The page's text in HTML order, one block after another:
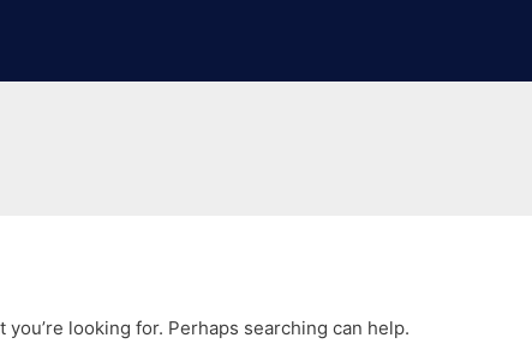
you’re looking for. Perhaps searching can help.